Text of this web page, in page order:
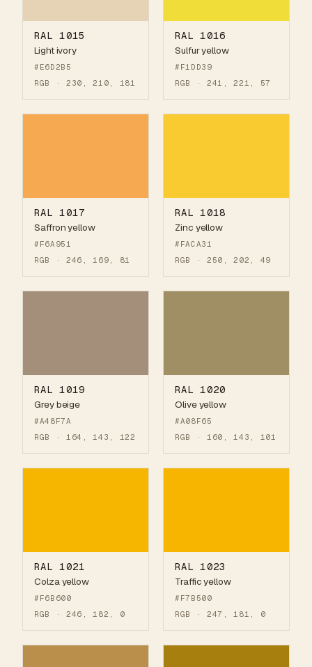
RAL 1015
Light ivory
#E6D2B5
RGB · 230, 210, 181
RAL 1016
Sulfur yellow
#F1DD39
RGB · 241, 221, 57
RAL 1017
Saffron yellow
#F6A951
RGB · 246, 169, 81
RAL 1018
Zinc yellow
#FACA31
RGB · 250, 202, 49
RAL 1019
Grey beige
#A48F7A
RGB · 164, 143, 122
RAL 1020
Olive yellow
#A08F65
RGB · 160, 143, 101
RAL 1021
Colza yellow
#F6B600
RGB · 246, 182, 0
RAL 1023
Traffic yellow
#F7B500
RGB · 247, 181, 0